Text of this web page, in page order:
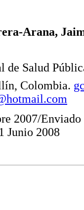
Arana,
Salud
Colombia.
2007/
Junio 2008